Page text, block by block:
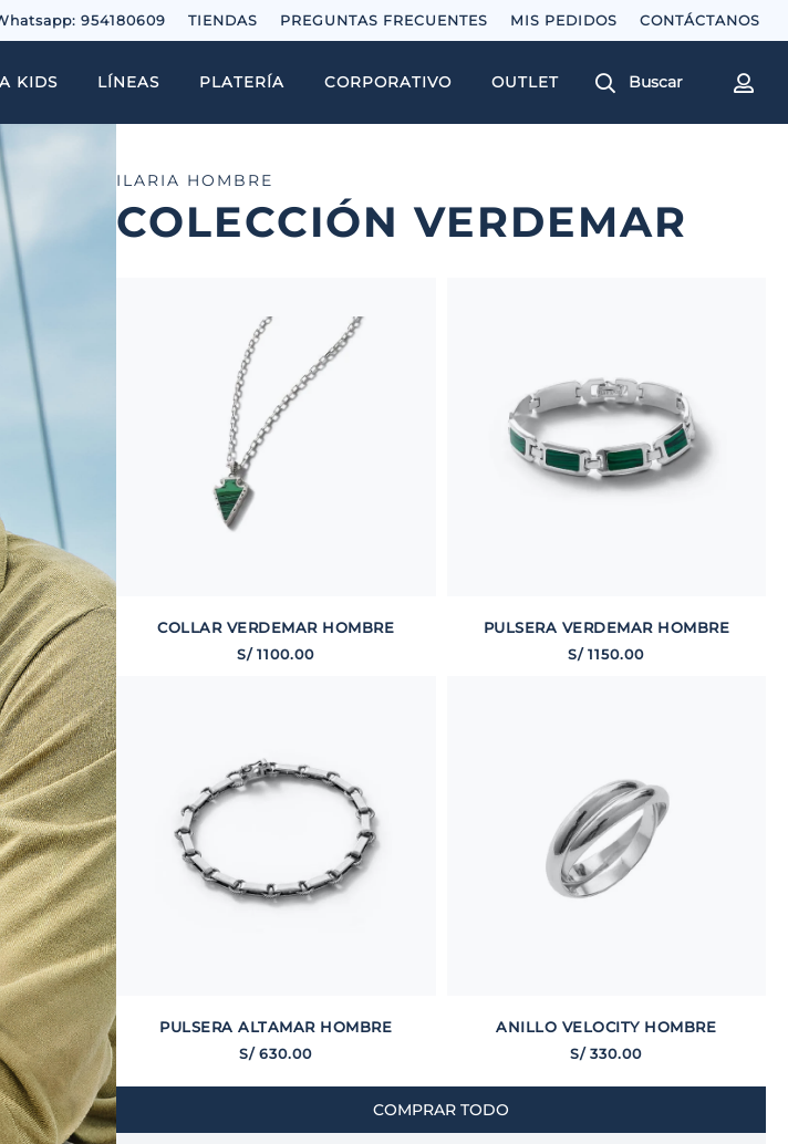
954180609 TIENDAS PREGUNTAS FRECUENTES MIS PEDIDOS
KIDS LÍNEAS PLATERÍA CORPORATIVO OUTLET Buscar
ILARIA HOMBRE
COLECCIÓN VERDEMAR
COLLAR VERDEMAR HOMBRE
S/ 1100.00
PULSERA VERDEMAR HOMBRE
S/ 1150.00
PULSERA ALTAMAR HOMBRE
S/ 630.00
ANILLO VELOCITY HOMBRE
S/ 330.00
COMPRAR TODO